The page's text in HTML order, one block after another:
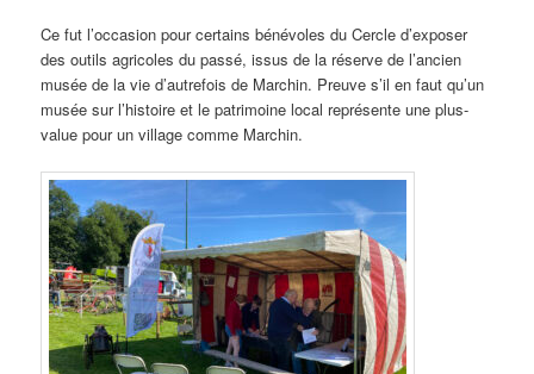
Ce fut l’occasion pour certains bénévoles du Cercle d’exposer
des outils agricoles du passé, issus de la réserve de l’ancien
musée de la vie d’autrefois de Marchin. Preuve s’il en faut qu’un
musée sur l’histoire et le patrimoine local représente une plus-
value pour un village comme Marchin.